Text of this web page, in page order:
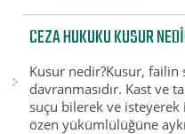
CEZA HUKUKU KUSUR
Kusur nedir?Kusur,
davranmasıdır. Kast ve
suçu bilerek ve
özen yükümlülüğüne